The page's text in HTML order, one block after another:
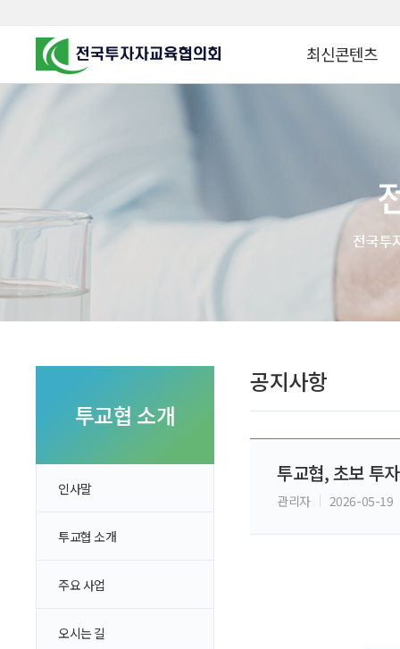
알고 투자하면
KOREA COUNCIL FOR
INVESTOR EDUCATION
최신콘텐츠
금융투자 HOWTO
군장병 금융투자 아
자립준비청년을 위한
1:1 자산관리법
실전투자 Insight
투교협 소개
인사말
투교협 소개
주요 사업
오시는 길
공지사항
투교협, 초보 투
관리자 2026-05-19